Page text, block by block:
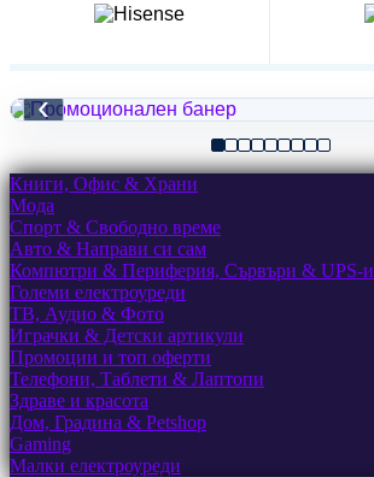
‹
Книги, Офис & Храни
Мода
Спорт & Свободно време
Авто & Направи си сам
Компютри & Периферия, Сървъри & UPS-и
Големи електроуреди
ТВ, Аудио & Фото
Играчки & Детски артикули
Промоции и топ оферти
Телефони, Таблети & Лаптопи
Здраве и красота
Дом, Градина & Petshop
Gaming
Малки електроуреди